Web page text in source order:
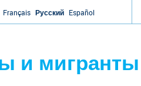
Français Русский Español
и мигранты